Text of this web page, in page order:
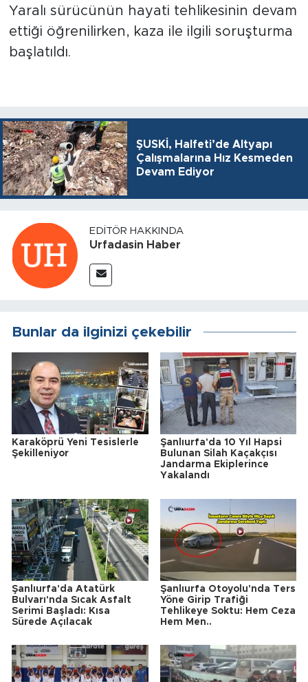
Yaralı sürücünün hayati tehlikesinin devam
ettiği öğrenilirken, kaza ile ilgili soruşturma
başlatıldı.
ŞUSKİ, Halfeti’de Altyapı
Çalışmalarına Hız Kesmeden
Devam Ediyor
EDITÖR HAKKINDA
Urfadasin Haber
Bunlar da ilginizi çekebilir
Karaköprü Yeni Tesislerle
Şekilleniyor
Şanlıurfa'da 10 Yıl Hapsi
Bulunan Silah Kaçakçısı
Jandarma Ekiplerince
Yakalandı
Şanlıurfa'da Atatürk
Bulvarı'nda Sıcak Asfalt
Serimi Başladı: Kısa
Sürede Açılacak
Şanlıurfa Otoyolu'nda Ters
Yöne Girip Trafiği
Tehlikeye Soktu: Hem Ceza
Hem Men..